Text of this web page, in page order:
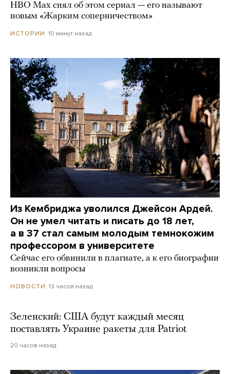
HBO Max снял об этом сериал — его называют
новым «Жарким соперничеством»
ИСТОРИИ 10 минут назад
Из Кембриджа уволился Джейсон Ардей.
Он не умел читать и писать до 18 лет,
а в 37 стал самым молодым темнокожим
профессором в университете
Сейчас его обвинили в плагиате, а к его биографии
возникли вопросы
НОВОСТИ 13 часов назад
Зеленский: США будут каждый месяц
поставлять Украине ракеты для Patriot
20 часов назад